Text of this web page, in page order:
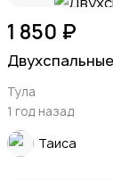
1 850 ₽
Тула
1 год назад
Таиса